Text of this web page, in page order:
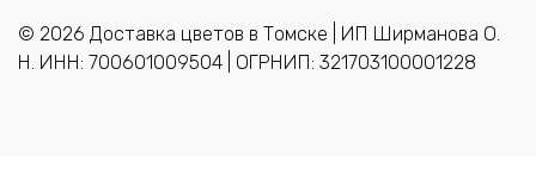
© 2026 Доставка цветов в Томске | ИП Ширманова О.
Н. ИНН: 700601009504 | ОГРНИП: 321703100001228